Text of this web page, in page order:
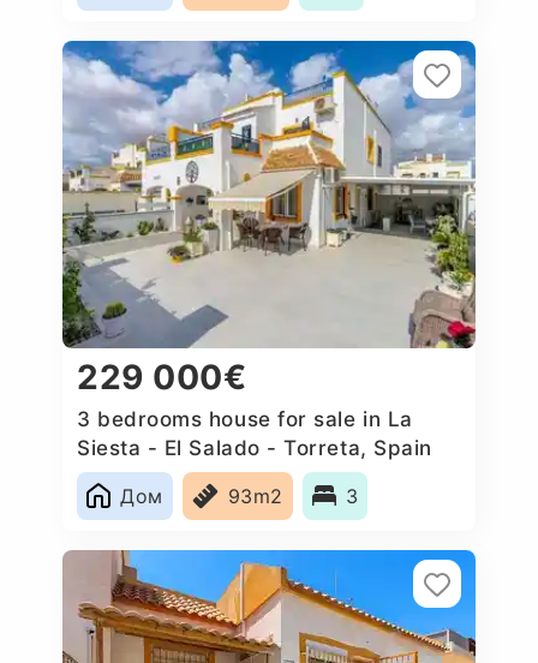
229 000€
3 bedrooms house for sale in La
Siesta - El Salado - Torreta, Spain
Дом
93m2 3